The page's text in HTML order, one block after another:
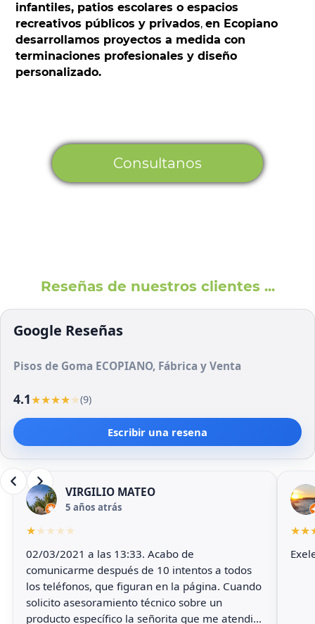
infantiles, patios escolares o espacios
recreativos públicos y privados,en Ecopiano
desarrollamos proyectos a medida con
terminaciones profesionales y diseño
personalizado.
Consultanos
Reseñas de nuestros clientes ...
Google Reseñas
Pisos de Goma ECOPIANO, Fábrica y Venta
4.1★★★★★(9)
Escribir una resena
VIRGILIO MATEO
5 años atrás
★★★★★
02/03/2021 a las 13:33. Acabo de
comunicarme después de 10 intentos a todos
los teléfonos, que figuran en la página. Cuando
solicito asesoramiento técnico sobre un
producto específico la señorita que me atendió
★★